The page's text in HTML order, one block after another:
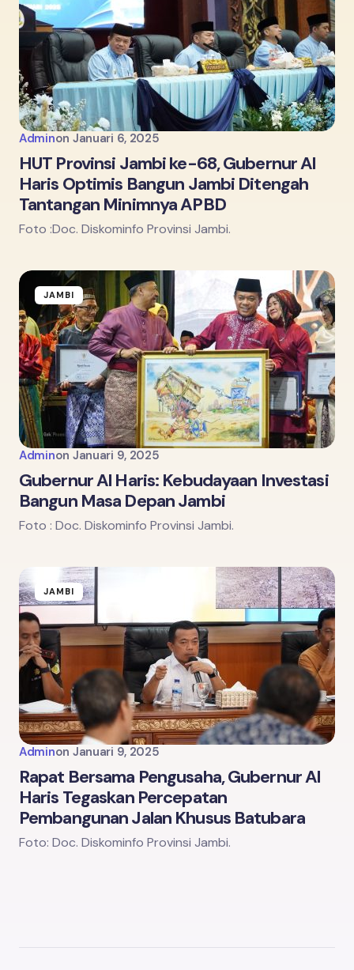
Adminon Januari 6, 2025
HUT Provinsi Jambi ke-68, Gubernur Al
Haris Optimis Bangun Jambi Ditengah
Tantangan Minimnya APBD
Foto :Doc. Diskominfo Provinsi Jambi.
JAMBI
Adminon Januari 9, 2025
Gubernur Al Haris: Kebudayaan Investasi
Bangun Masa Depan Jambi
Foto : Doc. Diskominfo Provinsi Jambi.
JAMBI
Adminon Januari 9, 2025
Rapat Bersama Pengusaha, Gubernur Al
Haris Tegaskan Percepatan
Pembangunan Jalan Khusus Batubara
Foto: Doc. Diskominfo Provinsi Jambi.